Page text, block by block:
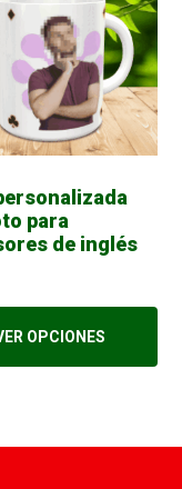
para
de inglés
OPCIONES